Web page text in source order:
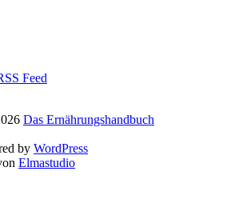
Feed
Das Ernährungshandbuch
by WordPress
Elmastudio